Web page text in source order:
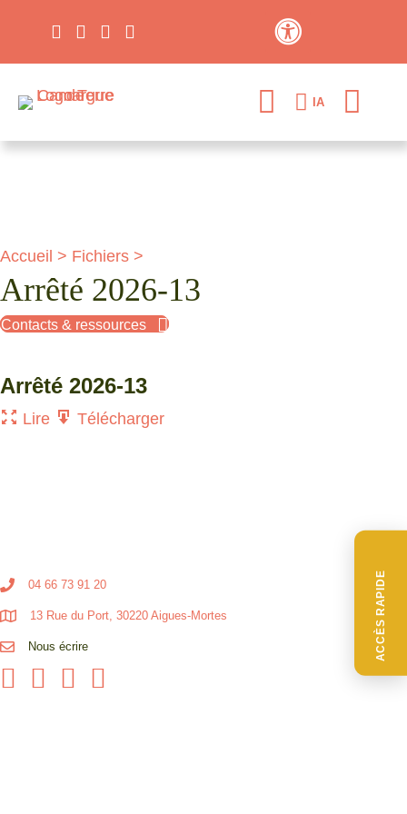
ACCÈS RAPIDE
IA
Accueil > Fichiers >
Arrêté 2026-13
Contacts & ressources
Arrêté 2026-13
Lire Télécharger
04 66 73 91 20
13 Rue du Port, 30220 Aigues-Mortes
Nous écrire